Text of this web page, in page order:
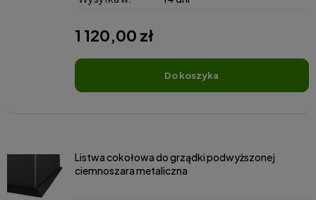
1 120,00 zł
do koszyka
Listwa cokołowa do grządki podwyższonej
ciemnoszara metaliczna